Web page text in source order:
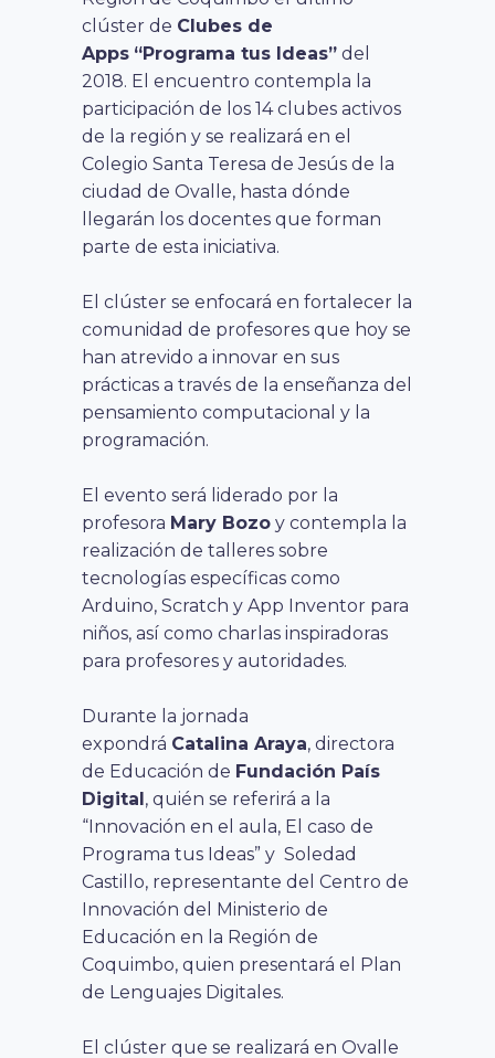
clúster de Clubes de
Apps “Programa tus Ideas” del
2018. El encuentro contempla la
participación de los 14 clubes activos
de la región y se realizará en el
Colegio Santa Teresa de Jesús de la
ciudad de Ovalle, hasta dónde
llegarán los docentes que forman
parte de esta iniciativa.
El clúster se enfocará en fortalecer la
comunidad de profesores que hoy se
han atrevido a innovar en sus
prácticas a través de la enseñanza del
pensamiento computacional y la
programación.
El evento será liderado por la
profesora Mary Bozo y contempla la
realización de talleres sobre
tecnologías específicas como
Arduino, Scratch y App Inventor para
niños, así como charlas inspiradoras
para profesores y autoridades.
Durante la jornada
expondrá Catalina Araya, directora
de Educación de Fundación País
Digital, quién se referirá a la
“Innovación en el aula, El caso de
Programa tus Ideas” y Soledad
Castillo, representante del Centro de
Innovación del Ministerio de
Educación en la Región de
Coquimbo, quien presentará el Plan
de Lenguajes Digitales.
El clúster que se realizará en Ovalle